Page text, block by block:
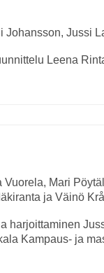
Jussi
Leena
Mari
ja Väinö
harjoittaminen
Kampaus- ja